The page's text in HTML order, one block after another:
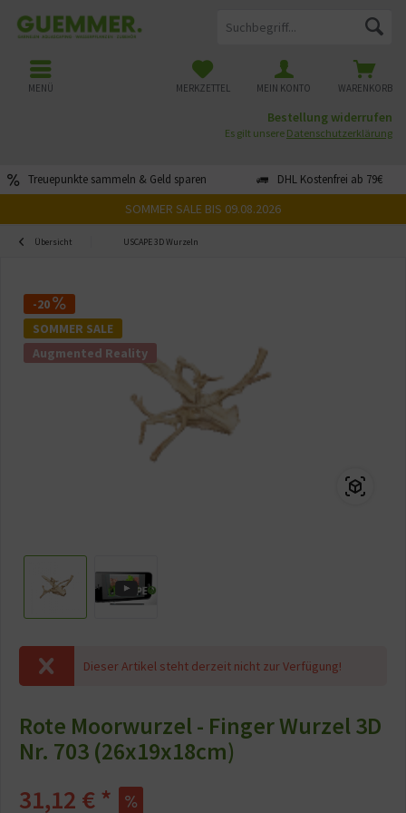
Treuepunkte sammeln & Geld sparen DHL Kostenfrei ab 79€
WARENKORB
MERKZETTEL MEIN KONTO
MENÜ
Bestellung widerrufen
Es gilt unsere Datenschutzerklärung
SOMMER SALE BIS 09.08.2026
Übersicht USCAPE 3D Wurzeln
-20
SOMMER SALE
Augmented Reality
Dieser Artikel steht derzeit nicht zur Verfügung!
Rote Moorwurzel - Finger Wurzel 3D
Nr. 703 (26x19x18cm)
31,12 € *